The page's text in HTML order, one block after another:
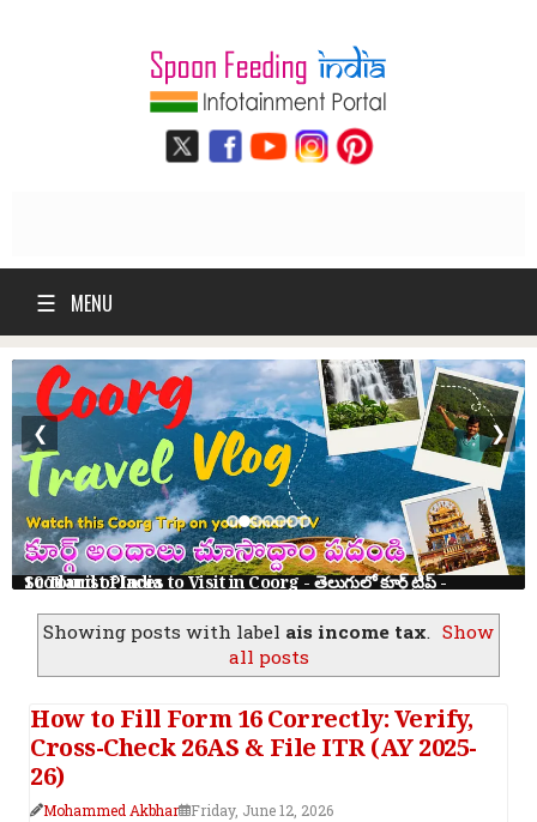
☰ MENU
10 Tourist Places to Visit in Coorg - తెలుగులో కూర్గ్ ట్రిప్ - Scotland of India
❮ ❯
Showing posts with label ais income tax. Show
all posts
How to Fill Form 16 Correctly: Verify,
Cross-Check 26AS & File ITR (AY 2025-
26)
Mohammed Akbhar Friday, June 12, 2026